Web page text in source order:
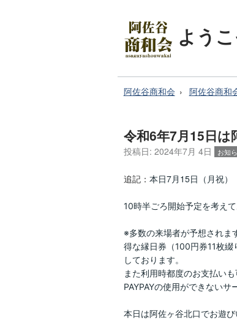
よう
阿佐谷商和会 阿佐谷商和
令和6年7月15日は
投稿日: 2024年7月 4日 お知
追記： 本日7月15日（月祝
10時半ごろ開始予定を考え
※多数の来場者が予想されま
得な縁日券（100円券11枚
しております。
また利用時都度のお支払い
PAYPAYの使用ができないサ
本日は阿佐ヶ谷北口でお遊